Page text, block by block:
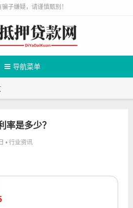
子嫌疑，请谨慎甄别！
导航菜单
率是多少？
• 行业资讯